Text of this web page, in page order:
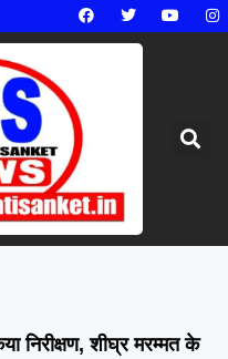
निरीक्षण, शीघ्र मरम्मत के